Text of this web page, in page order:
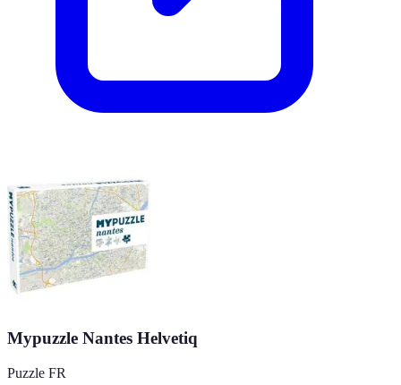
Mypuzzle Nantes Helvetiq
Puzzle FR